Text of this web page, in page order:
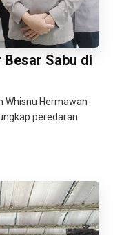
Sabu di
Whisnu Hermawan
peredaran